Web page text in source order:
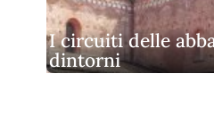
I circuiti delle
dintorni